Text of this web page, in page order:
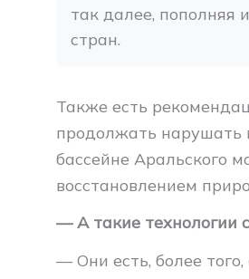
так далее, пополняя
стран.
Также есть
продолжать нарушать
бассейне Аральского
восстановлением
— А такие технологии
— Они есть, более